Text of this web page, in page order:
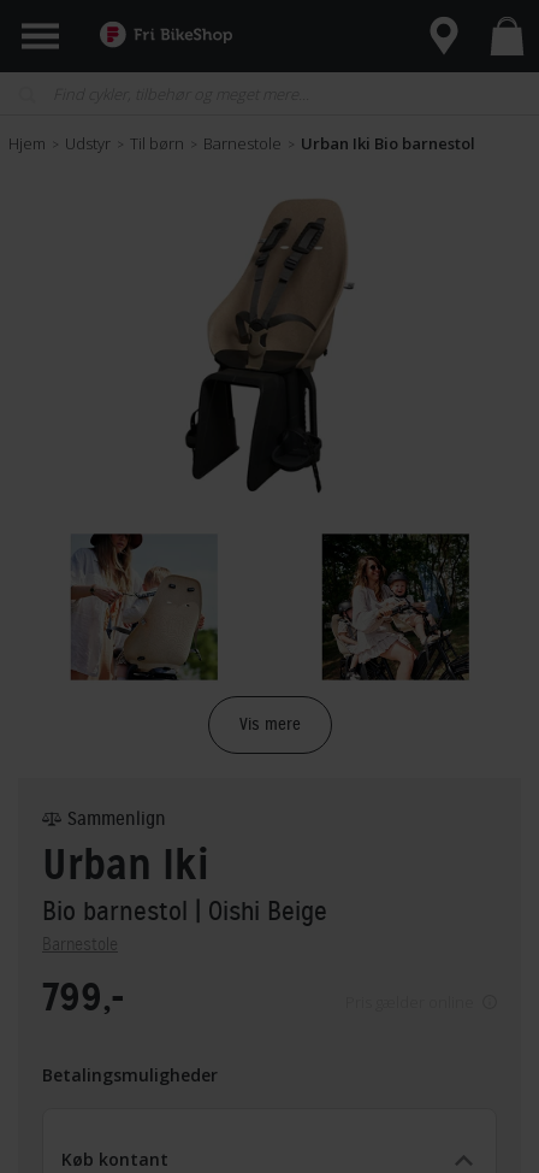
Hjem > Udstyr > Til børn > Barnestole > Urban Iki Bio barnestol
Vis mere
Urban Iki
Bio barnestol | Oishi Beige
Barnestole
Sammenlign
799,-
Betalingsmuligheder
Køb kontant